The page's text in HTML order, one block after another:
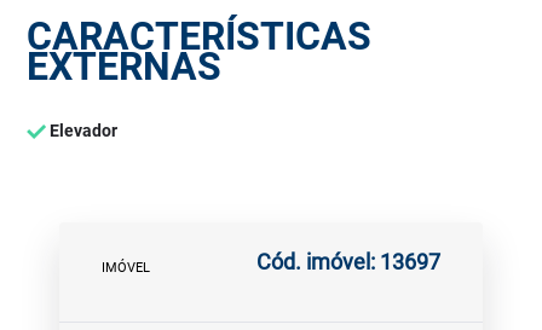
CARACTERÍSTICAS
EXTERNAS
Elevador
IMÓVEL Cód. imóvel: 13697